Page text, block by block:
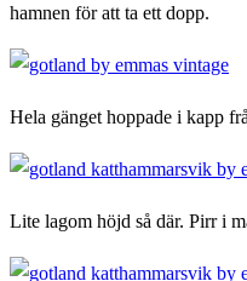
hamnen för att ta ett dopp.
Hela gänget hoppade i kapp
Lite lagom höjd så där. Pirr i